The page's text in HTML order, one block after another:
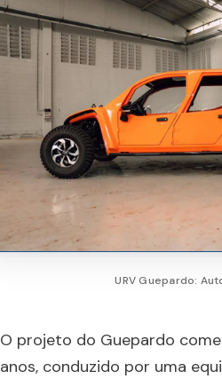
URV Guepardo:
O projeto do Guepardo
anos, conduzido por uma